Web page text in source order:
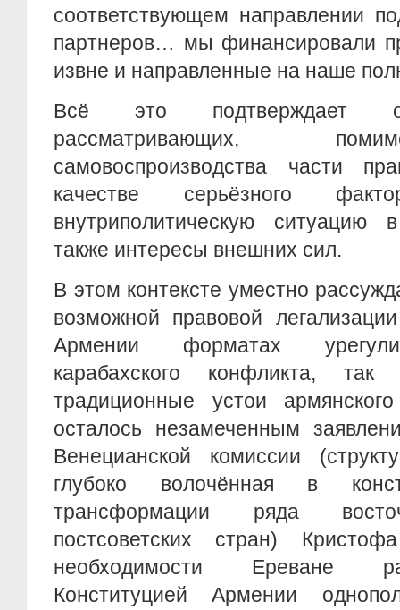
соответствующем направлении
партнеров… мы финансировали
извне и направленные на наше
Всё это подтверждает
рассматривающих,
самовоспроизводства части
качестве серьёзного
внутриполитическую ситуацию
также интересы внешних сил.
В этом контексте уместно
возможной правовой
Армении форматах
карабахского конфликта,
традиционные устои
осталось незамеченным
Венецианской комиссии
глубоко волочённая в
трансформации ряда
постсоветских стран)
необходимости Ереване
Конституцией Армении